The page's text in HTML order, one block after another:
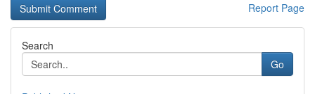
Report Page
Search
Go